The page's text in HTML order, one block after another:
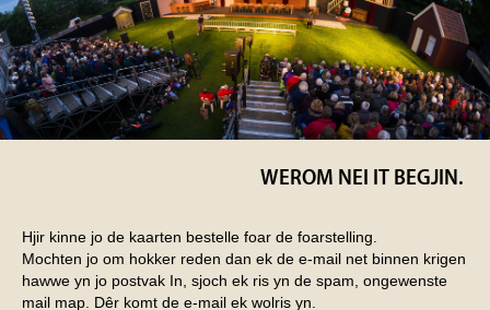
WEROM NEI IT BEGJIN.
Hjir kinne jo de kaarten bestelle foar de foarstelling.
Mochten jo om hokker reden dan ek de e-mail net binnen krigen
hawwe yn jo postvak In, sjoch ek ris yn de spam, ongewenste
mail map. Dêr komt de e-mail ek wolris yn.